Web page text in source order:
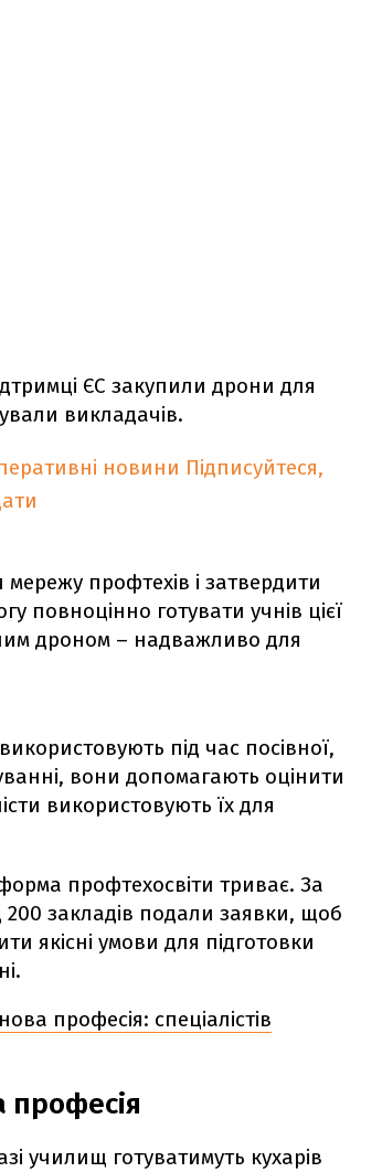
ЄС закупили дрони для
викладачів.
новини Підписуйтеся,
профтехів і затвердити
повноцінно готувати учнів цієї
дроном – надважливо для
під час посівної,
вони допомагають оцінити
використовують їх для
профтехосвіти триває. За
закладів подали заявки, щоб
якісні умови для підготовки
професія: спеціалістів
професія
училищ готуватимуть кухарів